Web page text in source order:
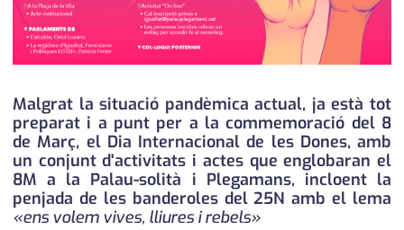
promo serveis
reportatge
serveis
societat
successos
Malgrat la situació pandèmica actual, ja està tot
preparat i a punt per a la commemoració del 8
de Març, el Dia Internacional de les Dones, amb
un conjunt d'activitats i actes que englobaran el
8M a la Palau-solità i Plegamans, incloent la
penjada de les banderoles del 25N amb el lema
«ens volem vives, lliures i rebels»